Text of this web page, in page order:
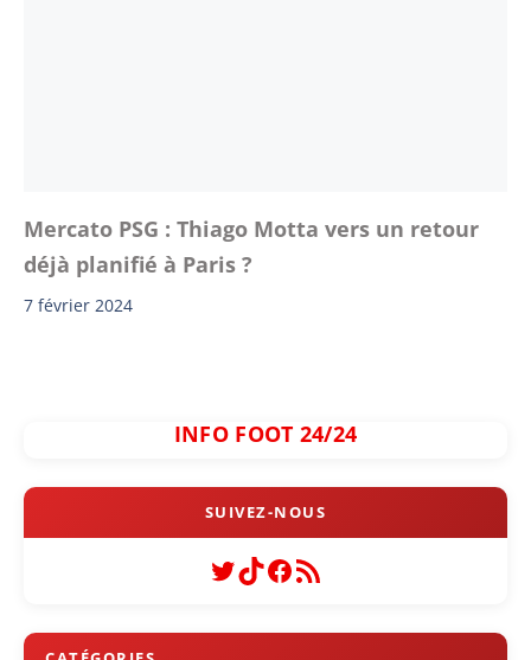
Mercato PSG : Thiago Motta vers un retour
déjà planifié à Paris ?
7 février 2024
INFO FOOT 24/24
Twitter
TikTok
Facebook
Flux RSS